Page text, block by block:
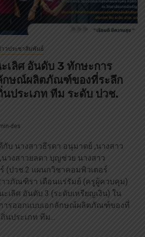
วประชาสัมพันธ์
เลิศ อันดับ 3 ทักษะการ
กษณ์ผลิตภัณฑ์ของที่ระลึก
ประเภท ทีม ระดับ ปวช.
des
บ นางสาวธีรดา อนุมาตย์ ,นางสาว
างสาวยลดา บุญช่วย นางสาว
(ปวช.2 แผนกวิชาคอมพิวเตอร์
วภัณฑิรา เดือนแร่รัมย์ (ครูผู้ควบคุม)
เลิศ อันดับ 3 (ระดับเหรียญเงิน) ใน
ารออกแบบเอกลักษณ์ผลิตภัณฑ์ของที่
นประเภท ทีม...